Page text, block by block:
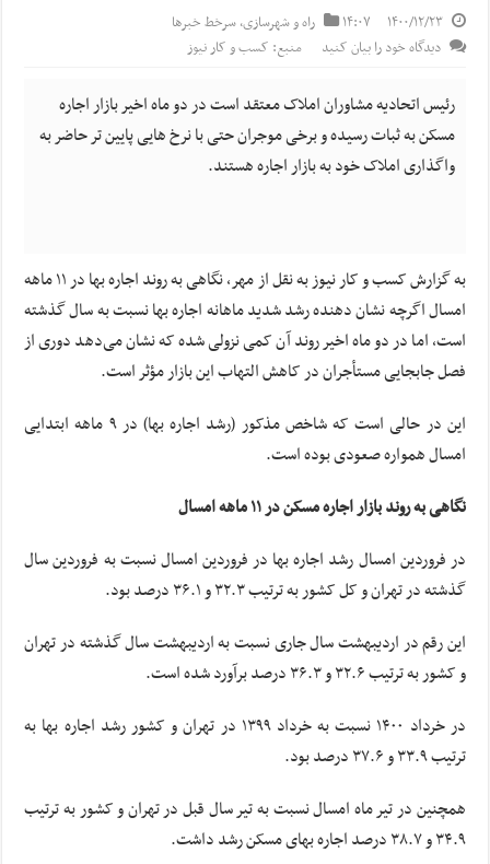
۱۴۰۰/۱۲/۲۳ ۱۴:۰۷ راه و شهرسازی,سرخط خبرها
دیدگاه خود را بیان کنید
منبع: کسب و کار نیوز
رئیس اتحادیه مشاوران املاک معتقد است در دو ماه اخیر بازار اجاره
مسکن به ثبات رسیده و برخی موجران حتی با نرخ هایی پایین تر حاضر به
واگذاری املاک خود به بازار اجاره هستند.
به گزارش کسب و کار نیوز به نقل از مهر، نگاهی به روند اجاره بها در ۱۱ ماهه
امسال اگرچه نشان دهنده رشد شدید ماهانه اجاره بها نسبت به سال گذشته
است، اما در دو ماه اخیر روند آن کمی نزولی شده که نشان می‌دهد دوری از
فصل جابجایی مستأجران در کاهش التهاب این بازار مؤثر است.
این در حالی است که شاخص مذکور (رشد اجاره بها) در ۹ ماهه ابتدایی
امسال همواره صعودی بوده است.
نگاهی به روند بازار اجاره مسکن در ۱۱ ماهه امسال
در فروردین امسال رشد اجاره بها در فروردین امسال نسبت به فروردین سال
گذشته در تهران و کل کشور به ترتیب ۳۲.۳ و ۳۶.۱ درصد بود.
این رقم در اردیبهشت سال جاری نسبت به اردیبهشت سال گذشته در تهران
و کشور به ترتیب ۳۲.۶ و ۳۶.۳ درصد برآورد شده است.
در خرداد ۱۴۰۰ نسبت به خرداد ۱۳۹۹ در تهران و کشور رشد اجاره بها به
ترتیب ۳۳.۹ و ۳۷.۶ درصد بود.
همچنین در تیر ماه امسال نسبت به تیر سال قبل در تهران و کشور به ترتیب
۳۴.۹ و ۳۸.۷ درصد اجاره بهای مسکن رشد داشت.